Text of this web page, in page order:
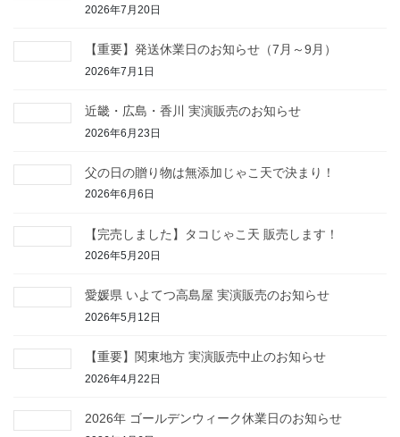
2026年7月20日
【重要】発送休業日のお知らせ（7月～9月）
2026年7月1日
近畿・広島・香川 実演販売のお知らせ
2026年6月23日
父の日の贈り物は無添加じゃこ天で決まり！
2026年6月6日
【完売しました】タコじゃこ天 販売します！
2026年5月20日
愛媛県 いよてつ高島屋 実演販売のお知らせ
2026年5月12日
【重要】関東地方 実演販売中止のお知らせ
2026年4月22日
2026年 ゴールデンウィーク休業日のお知らせ